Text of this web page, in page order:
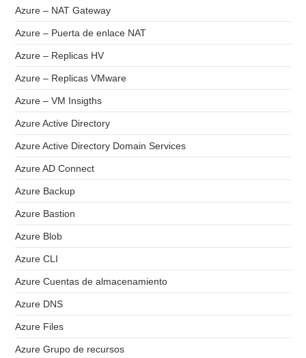
Azure – NAT Gateway
Azure – Puerta de enlace NAT
Azure – Replicas HV
Azure – Replicas VMware
Azure – VM Insigths
Azure Active Directory
Azure Active Directory Domain Services
Azure AD Connect
Azure Backup
Azure Bastion
Azure Blob
Azure CLI
Azure Cuentas de almacenamiento
Azure DNS
Azure Files
Azure Grupo de recursos